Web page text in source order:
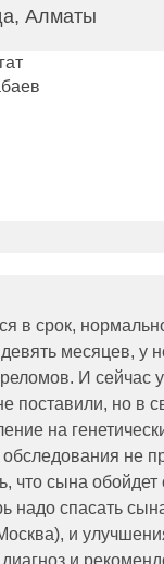
Алматы
в срок,
месяцев, у
И сейчас
поставили, но в
на
не
что сына обойдет
надо спасать
и
и